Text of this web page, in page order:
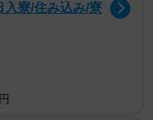
入寮/住み込み/寮